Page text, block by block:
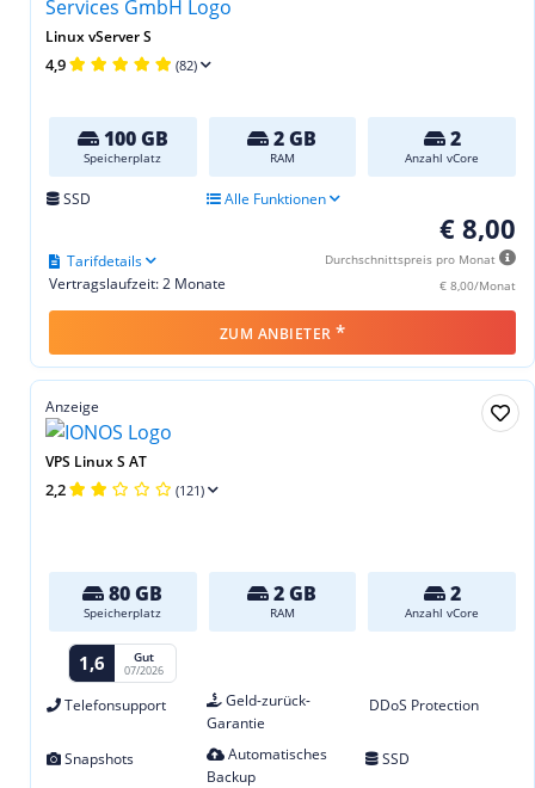
Linux vServer S
4,9 (82)
100 GB
Speicherplatz
2 GB
RAM
2
Anzahl vCore
SSD Alle Funktionen
€ 8,00
Durchschnittspreis pro Monat
€ 8,00/Monat
Vertragslaufzeit: 2 Monate
Tarifdetails
ZUM ANBIETER *
Anzeige
VPS Linux S AT
2,2 (121)
80 GB
Speicherplatz
2 GB
RAM
2
Anzahl vCore
1,6 Gut
07/2026
Telefonsupport
Geld-zurück-
Garantie
DDoS Protection
Snapshots
Automatisches
Backup
SSD